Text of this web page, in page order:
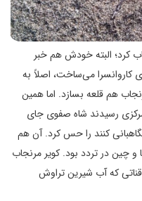
کرد؛ البته خودش هم خبر
کاروانسرا می‌ساخت، اصلاً به
هم قلعه بسازد. اما همین
رسیدند شاه صفوی جای
۵۰۰ سرباز از آن نگاهبانی کنند را حس کرد. آن هم
و چین در تردد بود. کویر مرنجاب
که آب شیرین تراوش